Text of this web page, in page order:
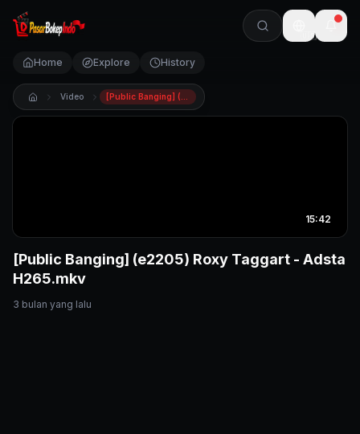
🇺🇸
Home Explore History
Video
15:42
[Public Banging] (e2205) Roxy Taggart - Adsta
H265.mkv
3 bulan yang lalu